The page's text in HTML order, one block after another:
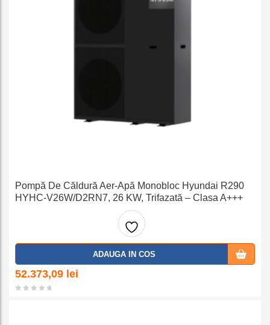
Pompă De Căldură Aer-Apă Monobloc Hyundai R290
HYHC-V26W/D2RN7, 26 KW, Trifazată – Clasa A+++
Adaug
ADAUGA IN COS
52.373,09 lei